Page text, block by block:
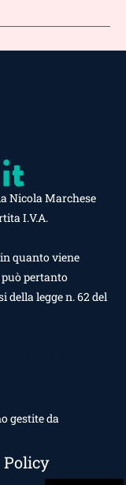
Nicola Marchese
I.V.A.
quanto viene
pertanto
legge n. 62 del
gestite da